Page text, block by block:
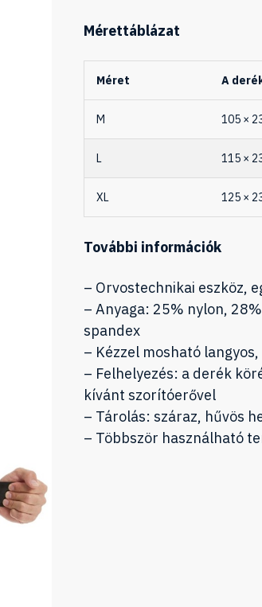
Mérettáblázat
Méret A
M 105 ×
L 115 ×
XL 125 ×
További információk
– Orvostechnikai eszköz,
– Anyaga: 25% nylon,
spandex
– Kézzel mosható
– Felhelyezés: a derék
kívánt szorítóerővel
– Tárolás: száraz, hűvös
– Többször használható